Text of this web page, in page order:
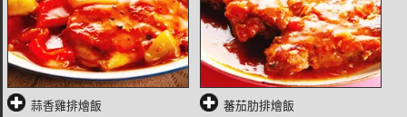
蒜香雞排燴飯 蕃茄肋排燴飯